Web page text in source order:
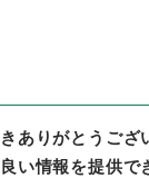
ありがとうござ
い情報を提供で